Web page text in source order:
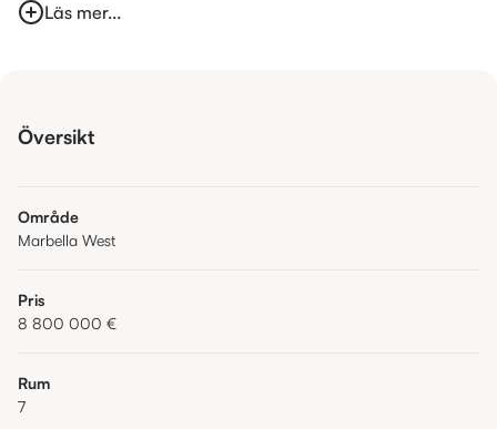
Läs mer...
Översikt
Område
Marbella West
Pris
8 800 000 €
Rum
7